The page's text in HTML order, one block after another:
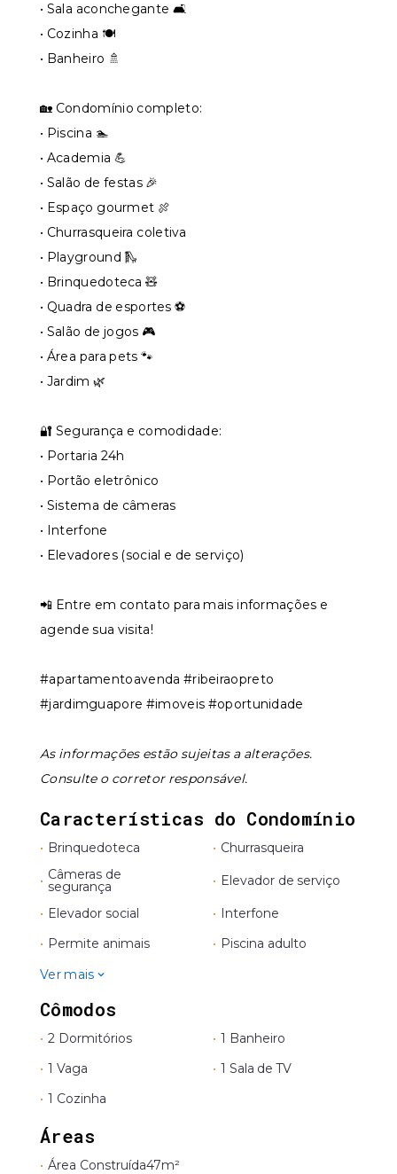
• Sala aconchegante 🛋️
• Cozinha 🍽️
• Banheiro 🚿
🏡 Condomínio completo:
• Piscina 🏊
• Academia 💪
• Salão de festas 🎉
• Espaço gourmet 🍖
• Churrasqueira coletiva
• Playground 🛝
• Brinquedoteca 🧸
• Quadra de esportes ⚽
• Salão de jogos 🎮
• Área para pets 🐾
• Jardim 🌿
🔐 Segurança e comodidade:
• Portaria 24h
• Portão eletrônico
• Sistema de câmeras
• Interfone
• Elevadores (social e de serviço)
📲 Entre em contato para mais informações e
agende sua visita!
#apartamentoavenda #ribeiraopreto
#jardimguapore #imoveis #oportunidade
As informações estão sujeitas a alterações.
Consulte o corretor responsável.
Características do Condomínio
• Brinquedoteca • Churrasqueira
• Câmeras de
segurança • Elevador de serviço
• Elevador social • Interfone
• Permite animais • Piscina adulto
Ver mais
Cômodos
• 2 Dormitórios • 1 Banheiro
• 1 Vaga • 1 Sala de TV
• 1 Cozinha
Áreas
• Área Construída47m²